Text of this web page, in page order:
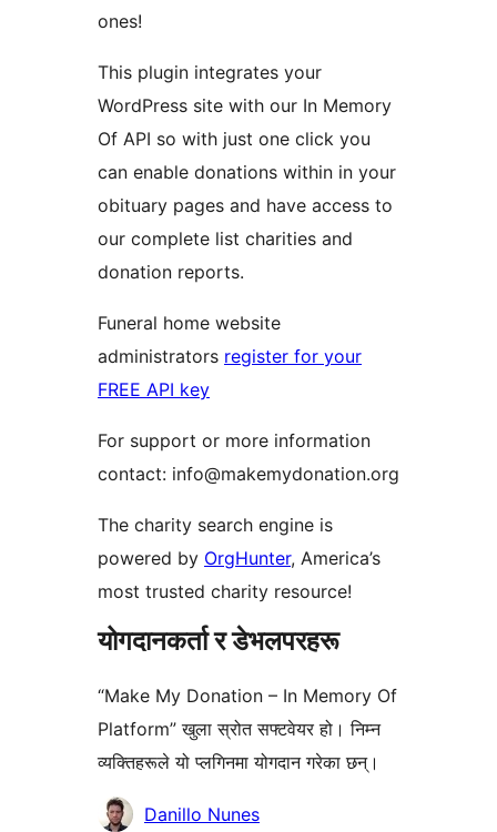
ones!
This plugin integrates your
WordPress site with our In Memory
Of API so with just one click you
can enable donations within in your
obituary pages and have access to
our complete list charities and
donation reports.
Funeral home website
administrators register for your
FREE API key
For support or more information
contact: info@makemydonation.org
The charity search engine is
powered by OrgHunter, America’s
most trusted charity resource!
योगदानकर्ता र डेभलपरहरू
“Make My Donation – In Memory Of
Platform” खुला स्रोत सफ्टवेयर हो। निम्न
व्यक्तिहरूले यो प्लगिनमा योगदान गरेका छन्।
योगदानकर्ताहरू
Danillo Nunes